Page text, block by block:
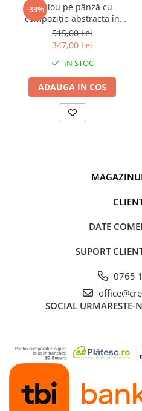
-33%
Tablou pe pânză cu
compoziție abstractă în
nuanțe calde potrivit
pentru stil Boho chic Ethnic
60 x 2.7 x 80 cm
515,00 Lei
347,00 Lei
IN STOC
ADAUGA IN COS
DATE
SUPORT
0765
SOCIAL URMARESTE-